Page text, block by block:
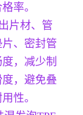
率。
片材、管
、密封管
，减少制
，避免叠
性。